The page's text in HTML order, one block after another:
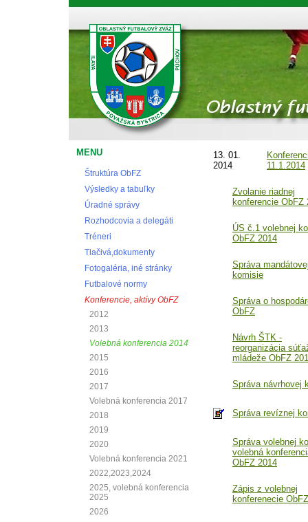
MENU
Štruktúra ObFZ
Výsledky a tabuľky
Úradné správy
Rozhodcovia a delegáti
Tréneri
Tlačivá,dokumenty
Fotogaléria, iné stránky
Futbalové normy
Konferencie, aktívy ObFZ
2012
2013
Volebná konferencia 2014
2015
2016
2017
Volebná konferencia 2017
2018
2019
2020
Volebná konferencia 2021
2022,2023,2024
2025, volebná konferencia
2025
2026
13. 01.
2014
11.1.2014
Zvolanie riadnej
konferencie ObFZ
ÚS č.1 volebnej
ObFZ 2014
Správa
komisie
Správa o
ObFZ
Návrh ŠTK -
reorganizácia
mládeže ObFZ
Správa návrhovej
Správa revíznej
Správa volebnej
volebná
ObFZ 2014
Zápis z volebnej
konferenecie